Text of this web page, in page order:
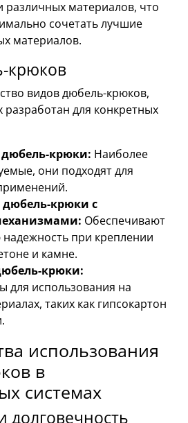
различных материалов, что
сочетать лучшие
материалов.
крюков
видов дюбель-крюков,
для конкретных
крюки: Наиболее
они подходят для
крюки с
Обеспечивают
при креплении
и камне.
крюки:
для использования на
таких как гипсокартон
использования
в
системах
долговечность